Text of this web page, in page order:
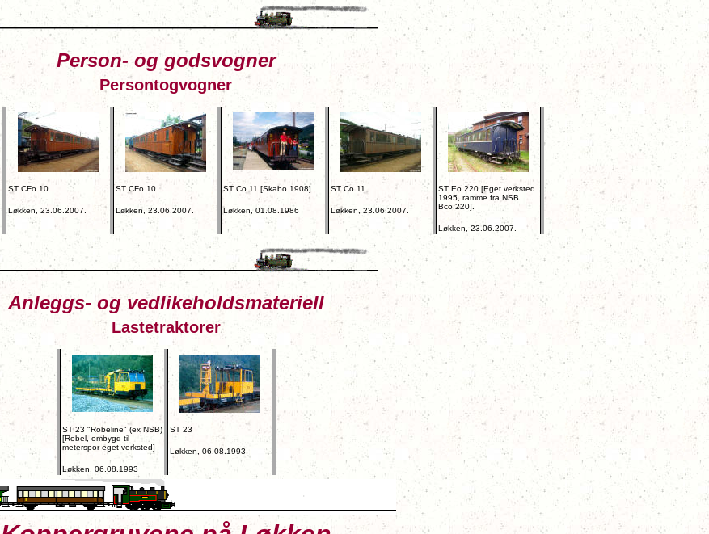
Person- og godsvogner
Persontogvogner
ST CFo.10
Løkken, 23.06.2007.
ST CFo.10
Løkken, 23.06.2007.
ST Co.11 [Skabo 1908]
Løkken, 01.08.1986
ST Co.11
Løkken, 23.06.2007.
ST Eo.220 [Eget verksted
1995, ramme fra NSB
Bco.220].
Løkken, 23.06.2007.
Anleggs- og vedlikeholdsmateriell
Lastetraktorer
ST 23 "Robeline" (ex NSB)
[Robel, ombygd til
meterspor eget verksted]
Løkken, 06.08.1993
ST 23
Løkken, 06.08.1993